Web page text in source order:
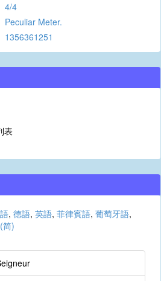
4/4
Peculiar Meter.
1356361251
表
, 德語, 英語, 菲律賓語, 葡萄牙語,
简)